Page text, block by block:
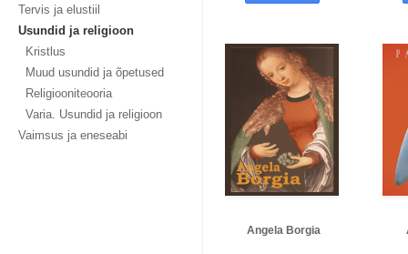
Tervis ja elustiil
Usundid ja religioon
Kristlus
Muud usundid ja õpetused
Religiooniteooria
Varia. Usundid ja religioon
Vaimsus ja eneseabi
Angela Borgia